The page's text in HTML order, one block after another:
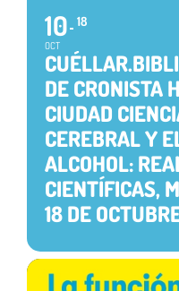
10
OCT
18
DE CRONISTA
CIUDAD
CEREBRAL Y
ALCOHOL:
CIENTÍFICAS,
18 DE